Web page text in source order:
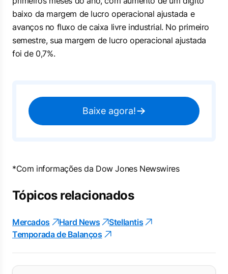
baixo da margem de lucro operacional ajustada e
avanços no fluxo de caixa livre industrial. No primeiro
semestre, sua margem de lucro operacional ajustada
foi de 0,7%.
Baixe agora!
*Com informações da Dow Jones Newswires
Tópicos relacionados
Mercados Hard News
Stellantis
Temporada de Balanços